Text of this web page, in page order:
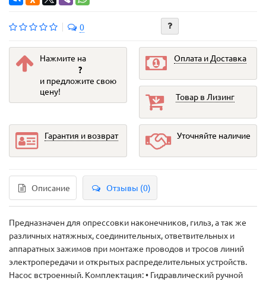
0
Нажмите на
?
и предложите свою
цену!
Оплата и Доставка
Товар в Лизинг
Гарантия и возврат Уточняйте наличие
Описание Отзывы (0)
Предназначен для опрессовки наконечников, гильз, а так же
различных натяжных, соединительных, ответвительных и
аппаратных зажимов при монтаже проводов и тросов линий
электропередачи и открытых распределительных устройств.
Насос встроенный. Комплектация: • Гидравлический ручной